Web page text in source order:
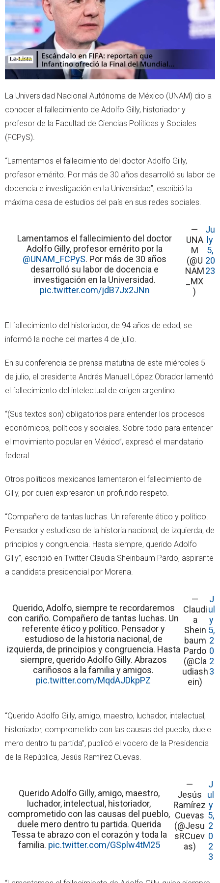
p
La Universidad Nacional Autónoma de México (UNAM) dio a
conocer el fallecimiento de Adolfo Gilly, historiador y
profesor de la Facultad de Ciencias Políticas y Sociales
(FCPyS).
“Lamentamos el fallecimiento del doctor Adolfo Gilly,
profesor emérito. Por más de 30 años desarrolló su labor de
docencia e investigación en la Universidad”, escribió la
máxima casa de estudios del país en sus redes sociales.
Lamentamos el fallecimiento del doctor
Adolfo Gilly, profesor emérito por la
@UNAM_FCPyS. Por más de 30 años
desarrolló su labor de docencia e
investigación en la Universidad.
pic.twitter.com/jdB7Jx2JNn
—
UNA
M
(@U
NAM
_MX
)
Ju
ly
5,
20
23
El fallecimiento del historiador, de 94 años de edad, se
informó la noche del martes 4 de julio.
En su conferencia de prensa matutina de este miércoles 5
de julio, el presidente Andrés Manuel López Obrador lamentó
el fallecimiento del intelectual de origen argentino.
“(Sus textos son) obligatorios para entender los procesos
económicos, políticos y sociales. Sobre todo para entender
el movimiento popular en México”, expresó el mandatario
federal.
Otros políticos mexicanos lamentaron el fallecimiento de
Gilly, por quien expresaron un profundo respeto.
“Compañero de tantas luchas. Un referente ético y político.
Pensador y estudioso de la historia nacional, de izquierda, de
principios y congruencia. Hasta siempre, querido Adolfo
Gilly”, escribió en Twitter Claudia Sheinbaum Pardo, aspirante
a candidata presidencial por Morena.
Querido, Adolfo, siempre te recordaremos
con cariño. Compañero de tantas luchas. Un
referente ético y político. Pensador y
estudioso de la historia nacional, de
izquierda, de principios y congruencia. Hasta
siempre, querido Adolfo Gilly. Abrazos
cariñosos a la familia y amigos.
pic.twitter.com/MqdAJDkpPZ
—
Claudi
a
Shein
baum
Pardo
(@Cla
udiash
ein)
J
ul
y
5,
2
0
2
3
“Querido Adolfo Gilly, amigo, maestro, luchador, intelectual,
historiador, comprometido con las causas del pueblo, duele
mero dentro tu partida”, publicó el vocero de la Presidencia
de la República, Jesús Ramírez Cuevas.
Querido Adolfo Gilly, amigo, maestro,
luchador, intelectual, historiador,
comprometido con las causas del pueblo,
duele mero dentro tu partida. Querida
Tessa te abrazo con el corazón y toda la
familia. pic.twitter.com/GSplw4tM25
—
Jesús
Ramírez
Cuevas
(@Jesu
sRCuev
as)
J
ul
y
5,
2
0
2
3